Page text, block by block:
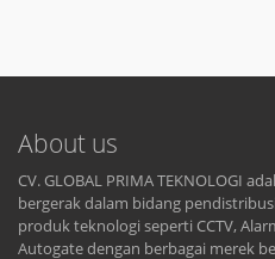
About us
CV. GLOBAL PRIMA TEKNOLOGI
bergerak dalam bidang
produk teknologi seperti CCTV,
Autogate dengan berbagai merek